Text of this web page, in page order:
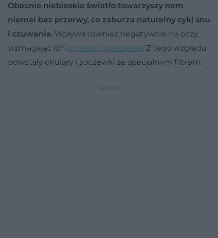
Obecnie niebieskie światło towarzyszy nam
niemal bez przerwy, co zaburza naturalny cykl snu
i czuwania. Wpływa również negatywnie na oczy,
wzmagając ich suchość i pieczenie. Z tego względu
powstały okulary i soczewki ze specjalnym filtrem.